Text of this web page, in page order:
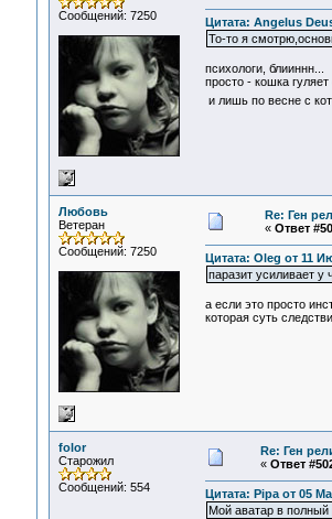
Сообщений: 7250
Цитата: Angelus
То-то я
психологи, блииннн...
просто - кошка гуляет
и лишь по весне с
Любовь
Ветеран
Сообщений: 7250
Re: Ген
« Ответ
Цитата: Oleg от 11
паразит усиливает
а если это просто
которая суть
folor
Старожил
Сообщений: 554
Re: Ген
« Ответ
Цитата: Pipa от 05
Мой аватар в полный